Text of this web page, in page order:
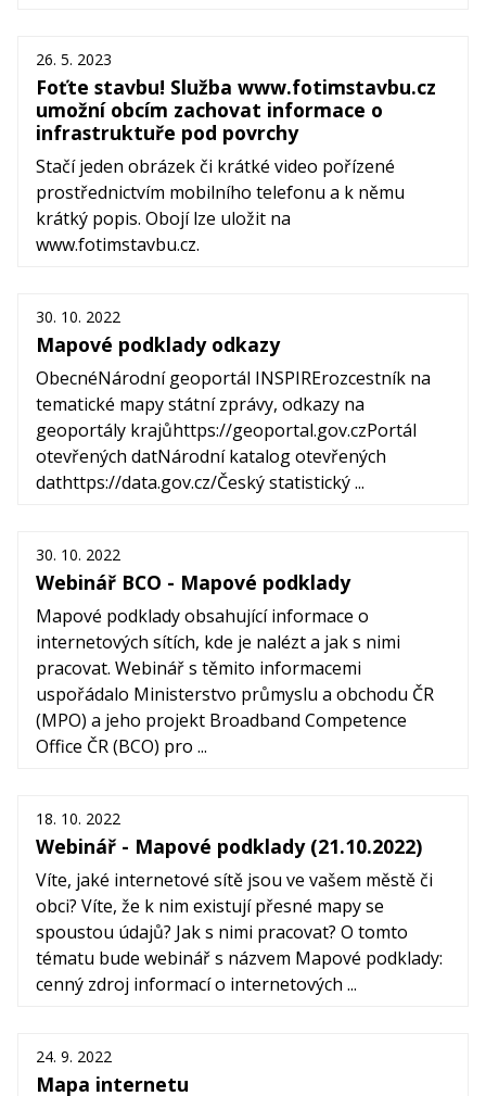
26. 5. 2023
Foťte stavbu! Služba www.fotimstavbu.cz
umožní obcím zachovat informace o
infrastruktuře pod povrchy
Stačí jeden obrázek či krátké video pořízené
prostřednictvím mobilního telefonu a k němu
krátký popis. Obojí lze uložit na
www.fotimstavbu.cz.
30. 10. 2022
Mapové podklady odkazy
ObecnéNárodní geoportál INSPIRErozcestník na
tematické mapy státní zprávy, odkazy na
geoportály krajůhttps://geoportal.gov.czPortál
otevřených datNárodní katalog otevřených
dathttps://data.gov.cz/Český statistický ...
30. 10. 2022
Webinář BCO - Mapové podklady
Mapové podklady obsahující informace o
internetových sítích, kde je nalézt a jak s nimi
pracovat. Webinář s těmito informacemi
uspořádalo Ministerstvo průmyslu a obchodu ČR
(MPO) a jeho projekt Broadband Competence
Office ČR (BCO) pro ...
18. 10. 2022
Webinář - Mapové podklady (21.10.2022)
Víte, jaké internetové sítě jsou ve vašem městě či
obci? Víte, že k nim existují přesné mapy se
spoustou údajů? Jak s nimi pracovat? O tomto
tématu bude webinář s názvem Mapové podklady:
cenný zdroj informací o internetových ...
24. 9. 2022
Mapa internetu